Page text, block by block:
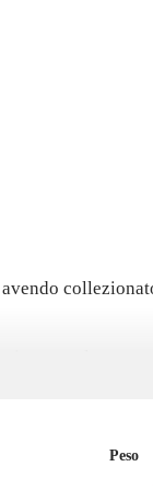
solamente
Peso